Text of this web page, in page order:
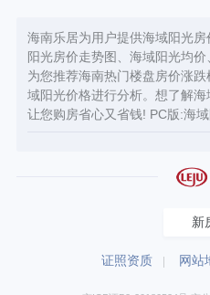
海南乐居为用户提供海域阳光
阳光房价走势图、海域阳光均
为您推荐海南热门楼盘房价涨
域阳光价格进行分析。想了解
让您购房省心又省钱! PC版:海
新
证照资质 网站